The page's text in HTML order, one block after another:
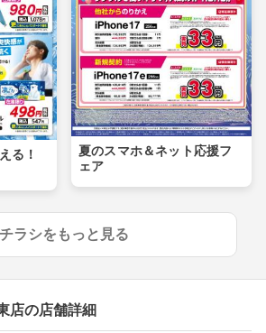
る！
夏のスマホ＆ネット応援フ
ェア
チラシをもっと見る
店の店舗詳細